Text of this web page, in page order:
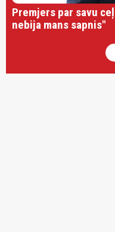
Premjers par savu
nebija mans sapnis"